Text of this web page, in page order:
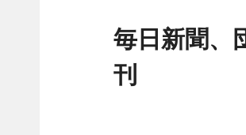
毎日新聞、
刊